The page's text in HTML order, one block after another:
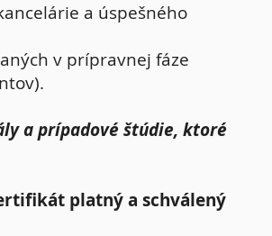
a úspešného
v prípravnej fáze
a prípadové štúdie, ktoré
platný a schválený